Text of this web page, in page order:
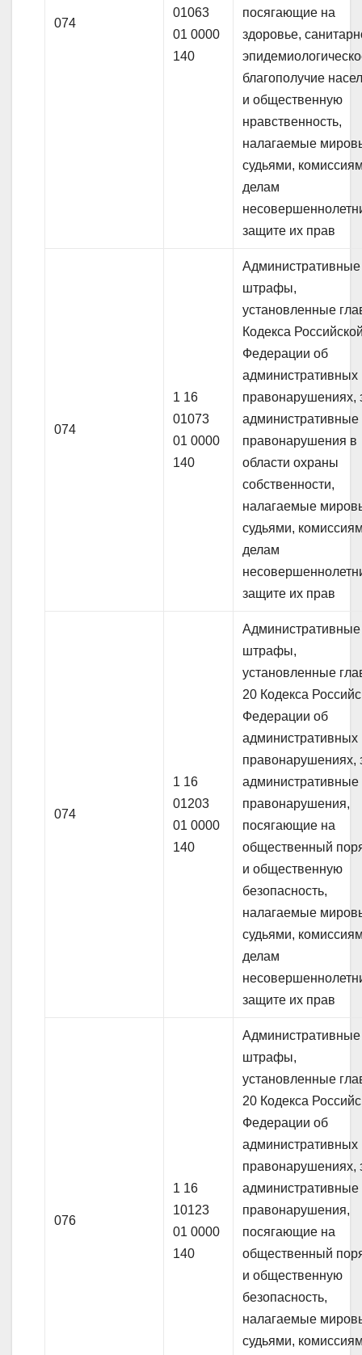
074
01063
01 0000
140
посягающие на
здоровье,
благополучие
и общественную
нравственность,
налагаемые
судьями,
делам
защите их прав
074
1 16
01073
01 0000
140
Административные
штрафы,
установленные
Кодекса
Федерации об
административных
правонарушениях,
административные
правонарушения в
области охраны
собственности,
налагаемые
судьями,
делам
защите их прав
074
1 16
01203
01 0000
140
Административные
штрафы,
установленные
20 Кодекса
Федерации об
административных
правонарушениях,
административные
правонарушения,
посягающие на
общественный
и общественную
безопасность,
налагаемые
судьями,
делам
защите их прав
076
1 16
10123
01 0000
140
Административные
штрафы,
установленные
20 Кодекса
Федерации об
административных
правонарушениях,
административные
правонарушения,
посягающие на
общественный
и общественную
безопасность,
налагаемые
судьями,